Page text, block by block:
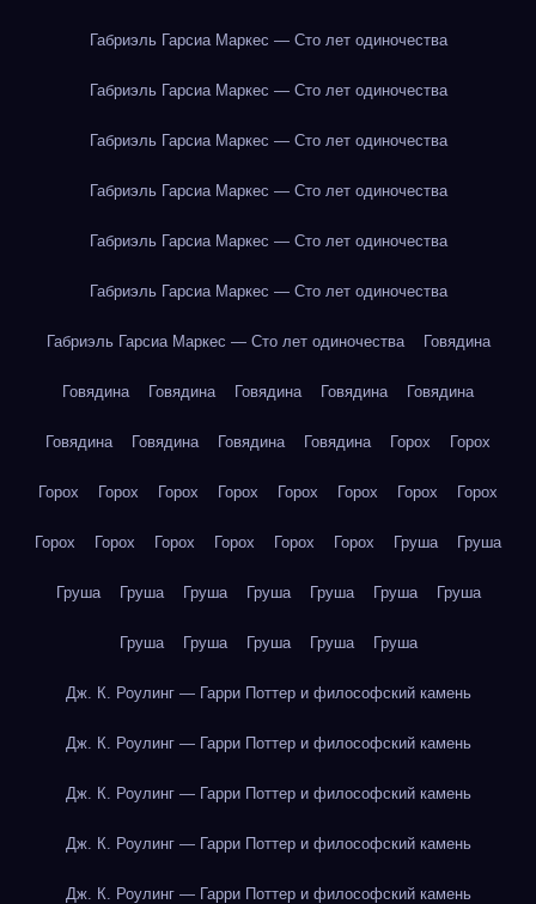
Габриэль Гарсиа Маркес — Сто лет одиночества
Габриэль Гарсиа Маркес — Сто лет одиночества
Габриэль Гарсиа Маркес — Сто лет одиночества
Габриэль Гарсиа Маркес — Сто лет одиночества
Габриэль Гарсиа Маркес — Сто лет одиночества
Габриэль Гарсиа Маркес — Сто лет одиночества
Габриэль Гарсиа Маркес — Сто лет одиночества Говядина
Говядина Говядина Говядина Говядина Говядина
Говядина Говядина Говядина Говядина Горох Горох
Горох Горох Горох Горох Горох Горох Горох Горох
Горох Горох Горох Горох Горох Горох Груша Груша
Груша Груша Груша Груша Груша Груша Груша
Груша Груша Груша Груша Груша
Дж. К. Роулинг — Гарри Поттер и философский камень
Дж. К. Роулинг — Гарри Поттер и философский камень
Дж. К. Роулинг — Гарри Поттер и философский камень
Дж. К. Роулинг — Гарри Поттер и философский камень
Дж. К. Роулинг — Гарри Поттер и философский камень